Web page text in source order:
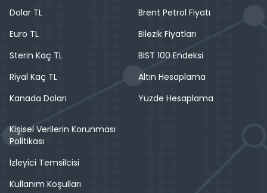
Dolar TL
Euro TL
Sterin Kaç TL
Riyal Kaç TL
Kanada Doları
Brent Petrol Fiyatı
Bilezik Fiyatları
BIST 100 Endeksi
Altın Hesaplama
Yüzde Hesaplama
Kişisel Verilerin Korunması
Politikası
İzleyici Temsilcisi
Kullanım Koşulları